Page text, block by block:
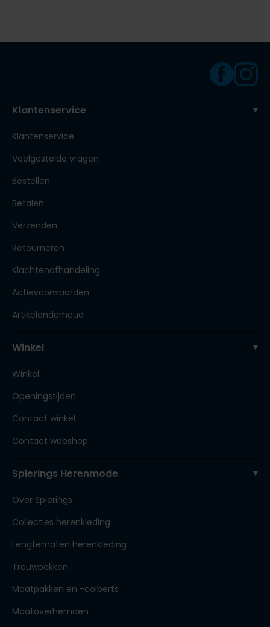
Klantenservice
Klantenservice
Veelgestelde vragen
Bestellen
Betalen
Verzenden
Retourneren
Klachtenafhandeling
Actievoorwaarden
Artikelonderhoud
Winkel
Winkel
Openingstijden
Contact winkel
Contact webshop
Spierings Herenmode
Over Spierings
Collecties herenkleding
Lengtematen herenkleding
Trouwpakken
Maatpakken en -colberts
Maatoverhemden